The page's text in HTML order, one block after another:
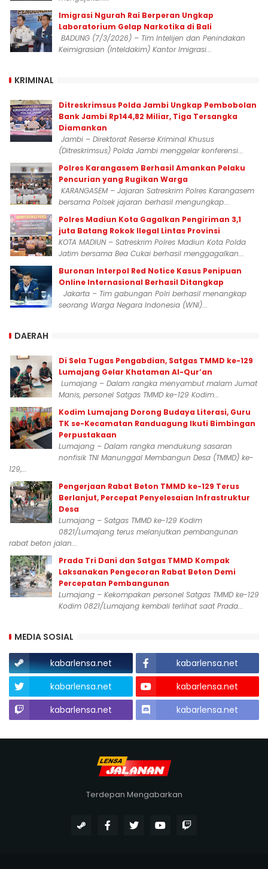
Imigrasi Ngurah Rai Berperan Ungkap
Laboratorium Gelap Narkotika di Bali
BADUNG (7/3/2026) – Tim Intelijen dan Penindakan
Keimigrasian (Inteldakim) Kantor Imigrasi...
KRIMINAL
Ditreskrimsus Polda Jambi Ungkap Pembobolan
Bank Jambi Rp144,82 Miliar, Tiga Tersangka
Diamankan
Jambi – Direktorat Reserse Kriminal Khusus
(Ditreskrimsus) Polda Jambi menggelar konferensi...
Polres Karangasem Berhasil Amankan Pelaku
Pencurian yang Rugikan Warga
KARANGASEM – Jajaran Satreskrim Polres Karangasem
bersama Polsek jajaran berhasil mengungkap...
Polres Madiun Kota Gagalkan Pengiriman 3,1
juta Batang Rokok Ilegal Lintas Provinsi
KOTA MADIUN – Satreskrim Polres Madiun Kota Polda
Jatim bersama Bea Cukai berhasil menggagalkan...
Buronan Interpol Red Notice Kasus Penipuan
Online Internasional Berhasil Ditangkap
Jakarta – Tim gabungan Polri berhasil menangkap
seorang Warga Negara Indonesia (WNI)...
DAERAH
Di Sela Tugas Pengabdian, Satgas TMMD ke-129
Lumajang Gelar Khataman Al-Qur’an
Lumajang – Dalam rangka menyambut malam Jumat
Manis, personel Satgas TMMD ke-129 Kodim...
Kodim Lumajang Dorong Budaya Literasi, Guru
TK se-Kecamatan Randuagung Ikuti Bimbingan
Perpustakaan
Lumajang – Dalam rangka mendukung sasaran
nonfisik TNI Manunggal Membangun Desa (TMMD) ke-
129,...
Pengerjaan Rabat Beton TMMD ke-129 Terus
Berlanjut, Percepat Penyelesaian Infrastruktur
Desa
Lumajang – Satgas TMMD ke-129 Kodim
0821/Lumajang terus melanjutkan pembangunan
rabat beton jalan...
Prada Tri Dani dan Satgas TMMD Kompak
Laksanakan Pengecoran Rabat Beton Demi
Percepatan Pembangunan
Lumajang – Kekompakan personel Satgas TMMD ke-129
Kodim 0821/Lumajang kembali terlihat saat Prada...
MEDIA SOSIAL
kabarlensa.net
kabarlensa.net
kabarlensa.net
kabarlensa.net
kabarlensa.net
kabarlensa.net
Terdepan Mengabarkan